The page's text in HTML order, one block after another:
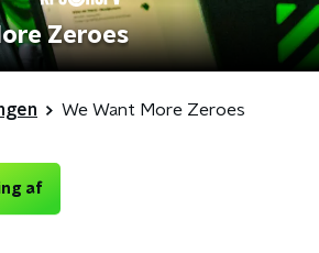
Zeroes
We Want More Zeroes
af